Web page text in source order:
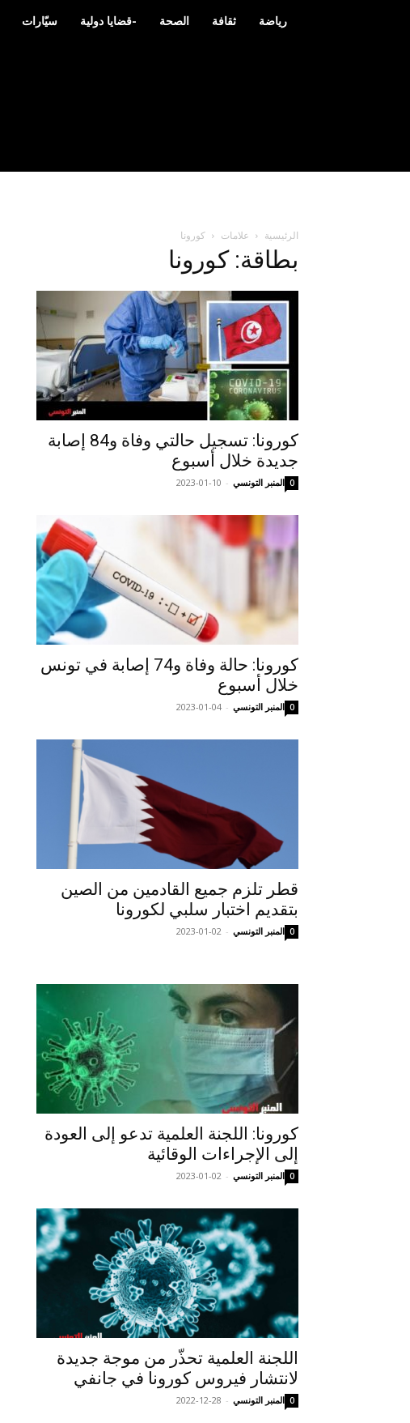
سيّارات -قضايا دولية الصحة ثقافة رياضة
الرئيسية علامات كورونا
بطاقة: كورونا
كورونا: تسجيل حالتي وفاة و84 إصابة
جديدة خلال أسبوع
المنبر التونسي -
2023-01-10 0
كورونا: حالة وفاة و74 إصابة في تونس
خلال أسبوع
المنبر التونسي -
2023-01-04 0
قطر تلزم جميع القادمين من الصين
بتقديم اختبار سلبي لكورونا
المنبر التونسي -
2023-01-02 0
كورونا: اللجنة العلمية تدعو إلى العودة
إلى الإجراءات الوقائية
المنبر التونسي -
2023-01-02 0
اللجنة العلمية تحذّر من موجة جديدة
لانتشار فيروس كورونا في جانفي
المنبر التونسي -
2022-12-28 0